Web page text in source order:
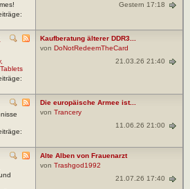
Gestern 17:18
Kaufberatung älterer DDR3...
von DoNotRedeemTheCard
21.03.26 21:40
Die europäische Armee ist...
von Trancery
11.06.26 21:00
Alte Alben von Frauenarzt
von Trashgod1992
21.07.26 17:40